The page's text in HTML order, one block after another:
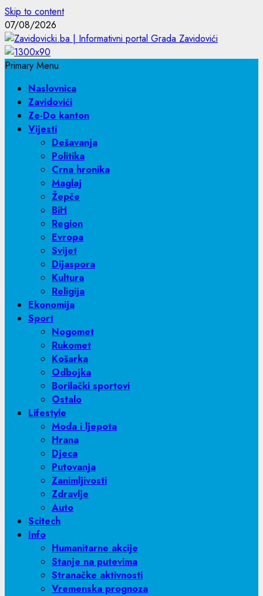
Skip to content
07/08/2026
Primary Menu
Naslovnica
Zavidovići
Ze-Do kanton
Vijesti
Dešavanja
Politika
Crna hronika
Maglaj
Žepče
BiH
Region
Evropa
Svijet
Dijaspora
Kultura
Religija
Ekonomija
Sport
Nogomet
Rukomet
Košarka
Odbojka
Borilački sportovi
Ostalo
Lifestyle
Moda i ljepota
Hrana
Djeca
Putovanja
Zanimljivosti
Zdravlje
Auto
Scitech
Info
Humanitarne akcije
Stanje na putevima
Stranačke aktivnosti
Vremenska prognoza